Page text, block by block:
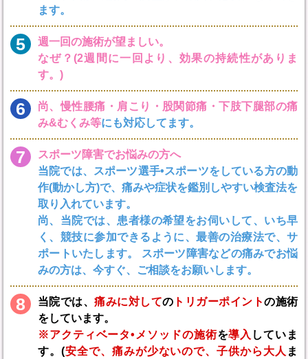
ます。
5
週一回の施術が望ましい。
なぜ？(2週間に一回より、効果の持続性がありま
す。)
6
尚、慢性腰痛・肩こり・股関節痛・下肢下腿部の痛
み&むくみ等にも対応してます。
7
スポーツ障害でお悩みの方へ
当院では、スポーツ選手•スポーツをしている方の動
作(動かし方)で、痛みや症状を鑑別しやすい検査法を
取り入れています。
尚、当院では、患者様の希望をお伺いして、いち早
く、競技に参加できるように、最善の治療法で、サ
ポートいたします。 スポーツ障害などの痛みでお悩
みの方は、今すぐ、ご相談をお願いします。
8 当院では、痛みに対しての トリガーポイントの施術
をしています。
※アクティベータ•メソッドの施術を導入 していま
す。(安全で、痛みが少ないので、子供から大人 ま